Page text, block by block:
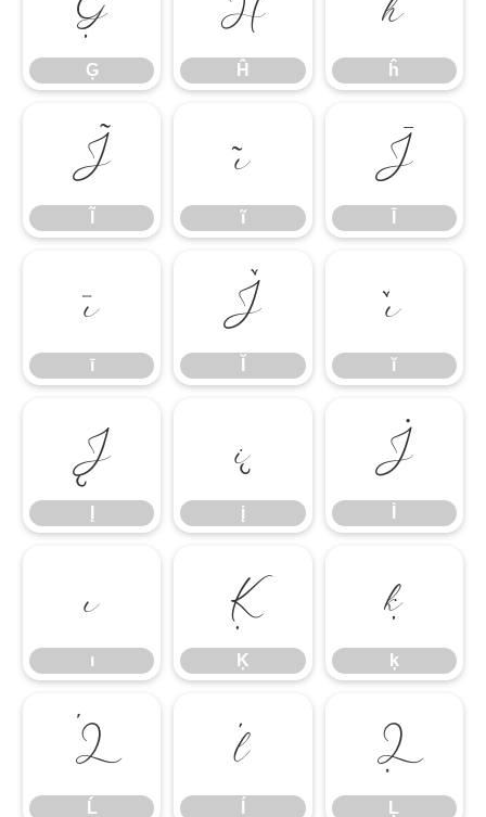
Ģ Ĥ ĥ
Ĩ ĩ
ĩ
Ī
ī
ī
Ĭ ĭ
ĭ
Į į
į
İ
ı
ı
Ķ
Ķ
ķ
ķ
Ĺ
Ĺ
ĺ Ļ
Ļ